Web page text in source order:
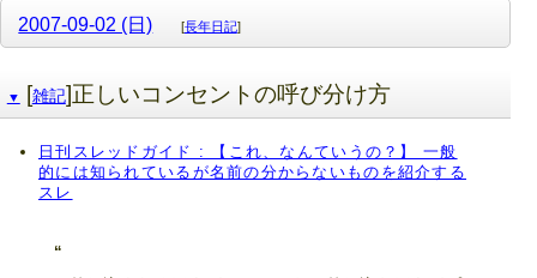
2007-09-02 (日) [長年日記]
▼ [雑記]正しいコンセントの呼び分け方
日刊スレッドガイド : 【これ、なんていうの？】 一般
的には知られているが名前の分からないものを紹介する
スレ